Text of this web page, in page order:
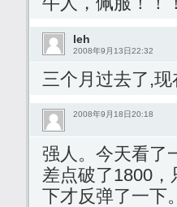
leh
2008年9月13日22:32
三个月过去了,
2008年9月18日20:18
强人。今天看了
差点破了1800
下才反弹了一下。